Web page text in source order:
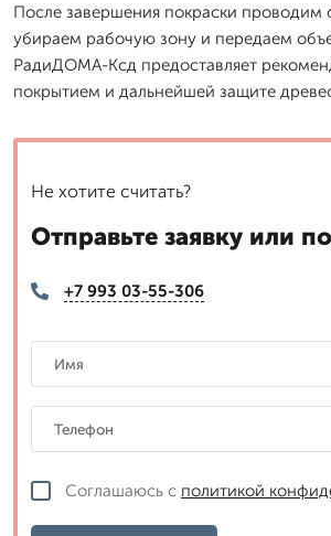
После завершения покраски проводим
убираем рабочую зону и передаем
РадиДОМА-Ксд предоставляет
покрытием и дальнейшей защите
Не хотите считать?
Отправьте заявку или
+7 993 03-55-306
Соглашаюсь с политикой